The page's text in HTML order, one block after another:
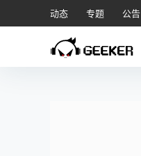
动态 专题 公告